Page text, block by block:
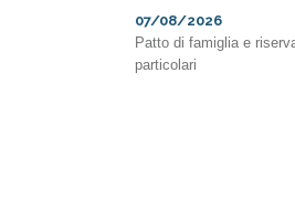
07/08/2026
Patto di famiglia e
particolari